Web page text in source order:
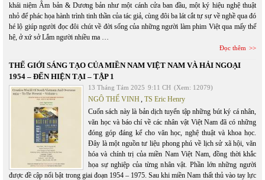
khái niệm Âm bản & Dương bản như một cánh cửa ban đầu, một ký hiệu nghệ thuật
nhỏ để phác họa hành trình tinh thần của tác giả, cùng đôi ba lát cắt tự sự về nghề qua đó
hé lộ giúp người đọc đôi chút về đời sống của những người làm phim Việt qua mấy thế
hệ, ở xứ sở Lắm người nhiều ma …
Đọc thêm
THẾ GIỚI SÁNG TẠO CỦA MIỀN NAM VIỆT NAM VÀ HẢI NGOẠI
1954 – ĐẾN HIỆN TẠI – TẬP 1
13 Tháng Tám 2025 9:11 CH (Xem: 12079)
NGÔ THẾ VINH, TS Eric Henry
Cuốn sách này là bản dịch tuyển tập những bút ký cá nhân,
văn học và báo chí về các nhân vật Việt Nam đã có những
đóng góp đáng kể cho văn học, nghệ thuật và khoa học.
Đây là một nguồn tư liệu phong phú về lịch sử xã hội, văn
hóa và chính trị của miền Nam Việt Nam, đồng thời khắc
họa sự nghiệp của từng nhân vật. Phần lớn những người
được đề cập nổi bật trong giai đoạn 1954 – 1975. Sau khi miền Nam thất thủ vào tay lực